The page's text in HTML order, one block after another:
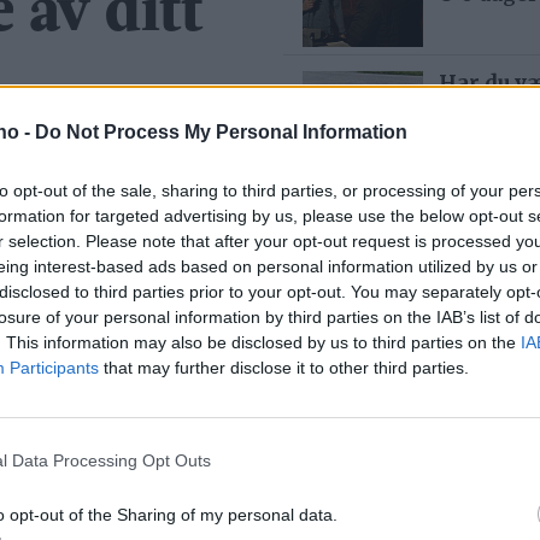
- Do Not Process My Personal Information
opt-out of the sale, sharing to third parties, or processing of your
for targeted advertising by us, please use the below opt-out
selection. Please note that after your opt-out request is processed
interest-based ads based on personal information utilized by us
to third parties prior to your opt-out. You may separately
of your personal information by third parties on the IAB’s list of
This information may also be disclosed by us to third parties on the
Participants that may further disclose it to other third parties.
Data Processing Opt Outs
opt-out of the Sharing of my personal data.
av ditt
Har du
– Jeg
3
–
– Nå